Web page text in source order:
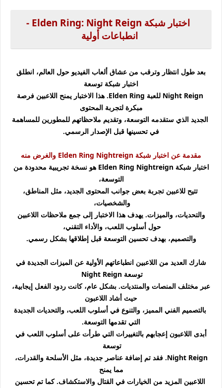
اختبار شبكة Elden Ring: Night Reign -
انطباعات أولية
بعد طول انتظار وترقب من عشاق ألعاب الفيديو حول العالم، انطلق
اختبار شبكة توسعة
Night Reign للعبة Elden Ring. هذا الاختبار يمنح اللاعبين فرصة
مبكرة لتجربة المحتوى
الجديد الذي ستقدمه التوسعة، وتقديم ملاحظاتهم للمطورين للمساهمة
في تحسينها قبل الإصدار الرسمي.
مقدمة عن اختبار شبكة Elden Ring Nightreign والغرض منه
اختبار شبكة Elden Ring Nightreign هو نسخة تجريبية محدودة من
التوسعة،
تتيح للاعبين تجربة بعض جوانب المحتوى الجديد، مثل المناطق،
والشخصيات،
والتحديات، والميزات. يهدف هذا الاختبار إلى جمع ملاحظات اللاعبين
حول أسلوب اللعب، والأداء التقني،
والتصميم، بهدف تحسين التوسعة قبل إطلاقها بشكل رسمي.
شارك العديد من اللاعبين انطباعاتهم الأولية عن الميزات الجديدة في
توسعة Night Reign
عبر مختلف المنصات والمنتديات. بشكل عام، كانت ردود الفعل إيجابية،
حيث أشاد اللاعبون
بالتصميم الفني المميز، والتنوع في أسلوب اللعب، والتحديات الجديدة
التي تقدمها التوسعة.
أبدى اللاعبون إعجابهم بالتغييرات التي طرأت على أسلوب اللعب في
توسعة
Night Reign. فقد تم إضافة عناصر جديدة، مثل الأسلحة والقدرات،
مما يمنح
اللاعبين المزيد من الخيارات في القتال والاستكشاف. كما تم تحسين